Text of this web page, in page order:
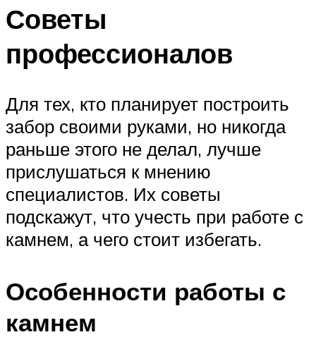
Советы
профессионалов
Для тех, кто планирует построить
забор своими руками, но никогда
раньше этого не делал, лучше
прислушаться к мнению
специалистов. Их советы
подскажут, что учесть при работе с
камнем, а чего стоит избегать.
Особенности работы с
камнем